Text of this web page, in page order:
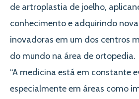
de artroplastia de joelho,
conhecimento e adquirindo
inovadoras em um dos centros
do mundo na área de ortopedia.
“A medicina está em constante
especialmente em áreas como